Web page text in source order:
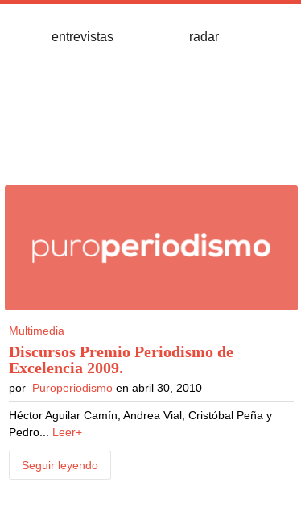
entrevistas radar
Multimedia
Discursos Premio Periodismo de
Excelencia 2009.
por Puroperiodismo en abril 30, 2010
Héctor Aguilar Camín, Andrea Vial, Cristóbal Peña y
Pedro... Leer+
Seguir leyendo